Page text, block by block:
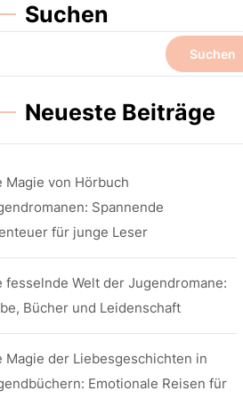
Suchen
Suchen
Neueste Beiträge
Magie von Hörbuch
Spannende
für junge Leser
fesselnde Welt der Jugendromane:
Bücher und Leidenschaft
Magie der Liebesgeschichten in
Emotionale Reisen für